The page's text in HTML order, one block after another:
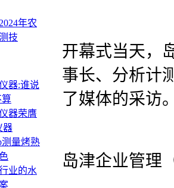
年农
技
器:谁说
算
器荣膺
器
测量烤熟
业的水
开幕式当天，
事长、分析计
了媒体的采访
岛津企业管理